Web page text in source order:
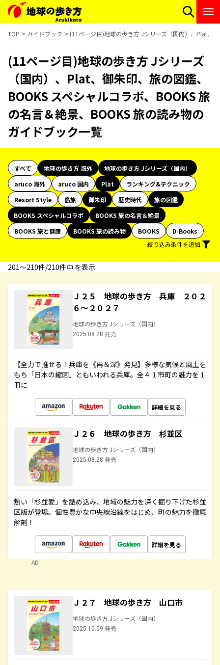
TOP ガイドブック (11ページ目)地球の歩き方 Jシリーズ（国内）、Plat、
(11ページ目)地球の歩き方 Jシリーズ
（国内）、Plat、御朱印、旅の図鑑、
BOOKS スペシャルコラボ、BOOKS 旅
の名言＆絶景、BOOKS 旅の読み物の
ガイドブック一覧
すべて 地球の歩き方 海外
地球の歩き方 Jシリーズ（国内）
aruco 海外
aruco 国内 Plat
ランキング&テクニック
Resort Style
島旅 御朱印 歴史時代
旅の図鑑
BOOKS スペシャルコラボ
BOOKS 旅の名言＆絶景
BOOKS 旅と健康
BOOKS 旅の読み物 BOOKS
D-Books
絞り込み条件を追加
201〜210件/210件中 を表示
Ｊ２５ 地球の歩き方 兵庫 ２０２
６～２０２７
地球の歩き方 Jシリーズ（国内）
2025.08.28 発売
【全力で推せる！兵庫を《再＆深》発見】多様な気候と風土を
もち「日本の縮図」ともいわれる兵庫。全４１市町の魅力を１
冊に
詳細を見る
Ｊ２６ 地球の歩き方 杉並区
地球の歩き方 Jシリーズ（国内）
2025.08.28 発売
熱い「杉並愛」を詰め込み、地域の魅力を深く掘り下げた杉並
区版が登場。個性豊かな中央線沿線をはじめ、町の魅力を徹底
解剖！
詳細を見る
AD
Ｊ２７ 地球の歩き方 山口市
地球の歩き方 Jシリーズ（国内）
2025.10.09 発売